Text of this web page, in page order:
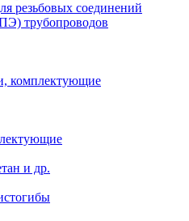
резьбовых соединений
трубопроводов
комплектующие
и др.